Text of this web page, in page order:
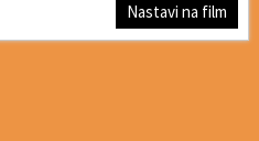
Nastavi na film